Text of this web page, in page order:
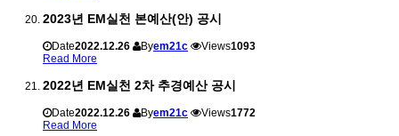
2023년 EM실천 본예산(안) 공시
Date2022.12.26 Byem21c Views1093
Read More
2022년 EM실천 2차 추경예산 공시
Date2022.12.26 Byem21c Views1772
Read More